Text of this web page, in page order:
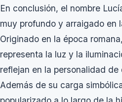
En conclusión, el nombre
muy profundo y arraigado en
Originado en la época
representa la luz y la
reflejan en la personalidad de
Además de su carga